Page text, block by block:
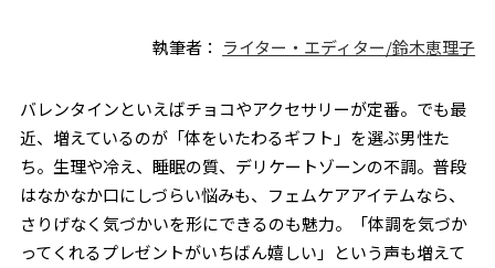
執筆者： ライター・エディター/鈴木恵理子
バレンタインといえばチョコやアクセサリーが定番。でも最
近、増えているのが「体をいたわるギフト」を選ぶ男性た
ち。生理や冷え、睡眠の質、デリケートゾーンの不調。普段
はなかなか口にしづらい悩みも、フェムケアアイテムなら、
さりげなく気づかいを形にできるのも魅力。「体調を気づか
ってくれるプレゼントがいちばん嬉しい」という声も増えて